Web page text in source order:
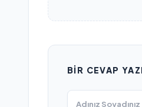
BIR CEVAP